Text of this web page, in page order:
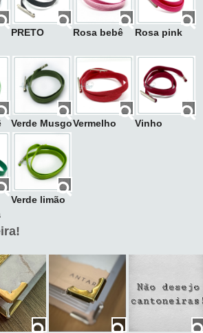
PRETO Rosa bebê Rosa pink
Verde MusgoVermelho Vinho
Verde limão